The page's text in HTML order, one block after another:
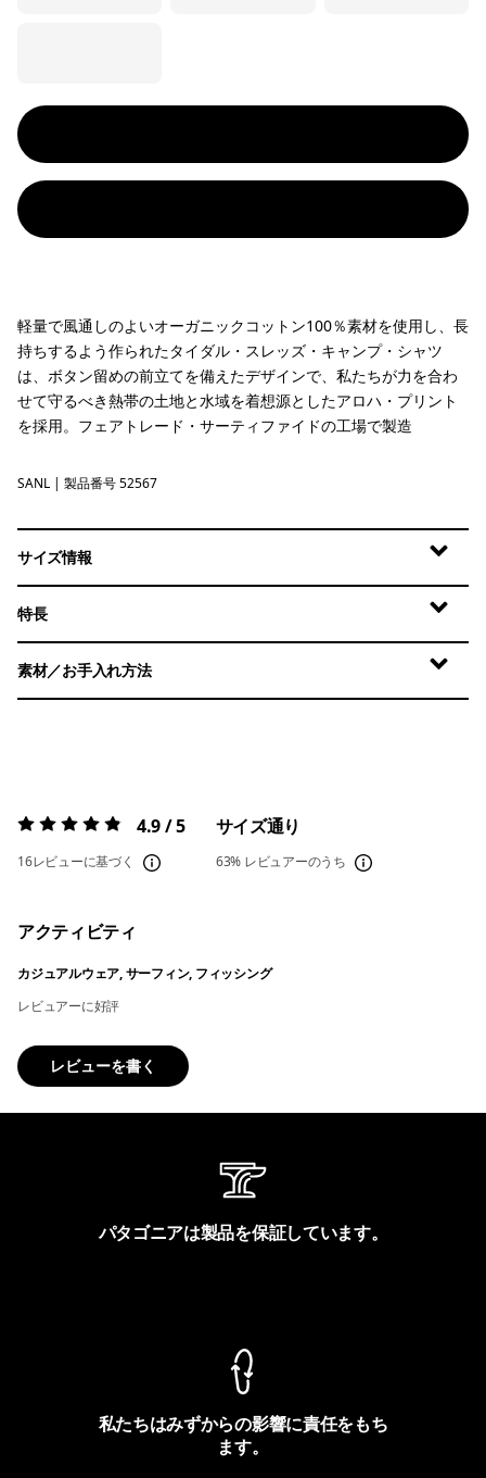
軽量で風通しのよいオーガニックコットン100％素材を使用し、長
持ちするよう作られたタイダル・スレッズ・キャンプ・シャツ
は、ボタン留めの前立てを備えたデザインで、私たちが力を合わ
せて守るべき熱帯の土地と水域を着想源としたアロハ・プリント
を採用。フェアトレード・サーティファイドの工場で製造
Sardines: Natural
SANL | 製品番号 52567
サイズ情報
特長
素材／お手入れ方法
評価:4.9 / 5 4.9 / 5
16レビューに基づく
サイズ通り
63% レビュアーのうち
アクティビティ
カジュアルウェア, サーフィン, フィッシング
レビュアーに好評
レビューを書く
パタゴニアは製品を保証しています。
私たちはみずからの影響に責任をもち
ます。